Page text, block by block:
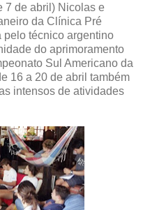
7 de abril) Nicolas e
da Clínica Pré
pelo técnico argentino
do aprimoramento
Sul Americano da
16 a 20 de abril também
intensos de atividades